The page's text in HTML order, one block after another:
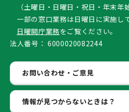
（土曜日・日曜日・祝日・年末年
一部の窓口業務は日曜日に実施し
日曜開庁業務をご覧ください。
法人番号： 6000020082244
お問い合わせ・ご意見
情報が見つからないときは？